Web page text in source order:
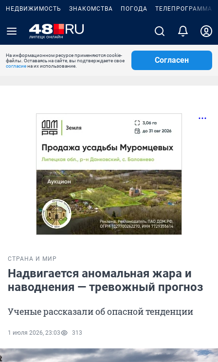
НЕДВИЖИМОСТЬ ЗНАКОМСТВА ПОГОДА ТЕЛЕПРОГРАММА
На информационном ресурсе применяются cookie-
файлы. Оставаясь на сайте, вы подтверждаете свое
согласиена их использование.
Согласен
СТРАНА И МИР
Надвигается аномальная жара и
наводнения — тревожный прогноз
Ученые рассказали об опасной тенденции
1 июля 2026, 23:03 313